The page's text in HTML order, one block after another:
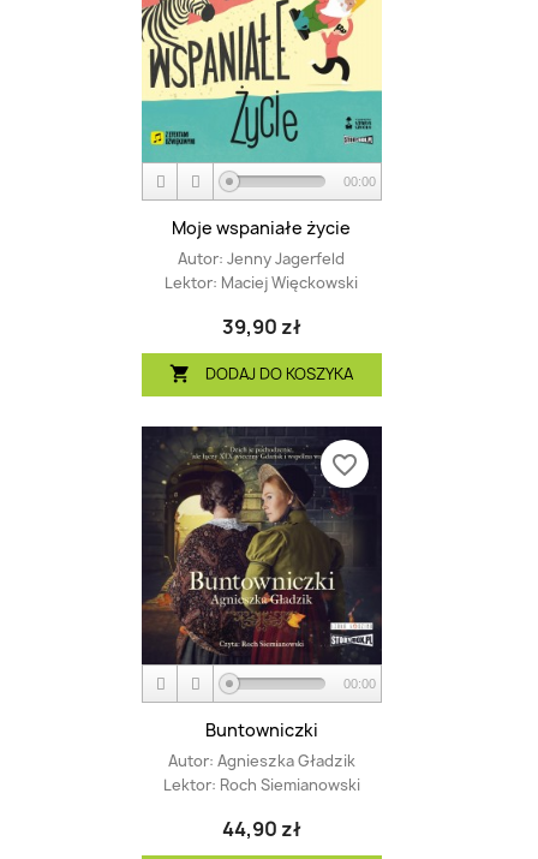
00:00
Moje wspaniałe życie
Autor: Jenny Jagerfeld
Lektor: Maciej Więckowski
39,90 zł
 DODAJ DO KOSZYKA
00:00
Buntowniczki
Autor: Agnieszka Gładzik
Lektor: Roch Siemianowski
44,90 zł
favorite_border